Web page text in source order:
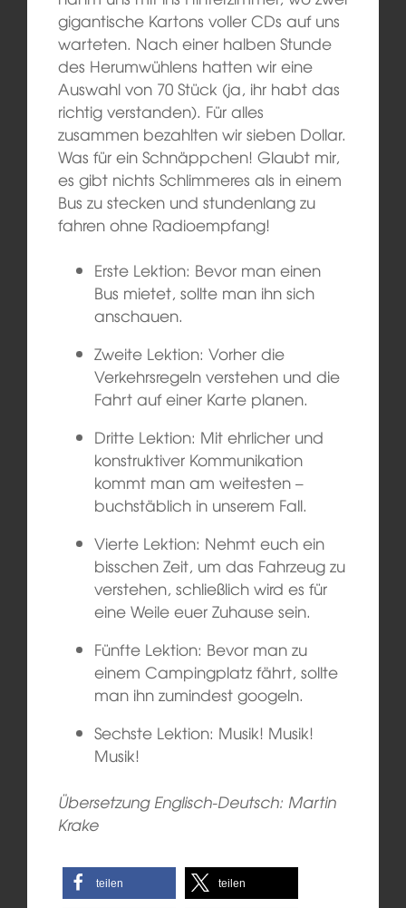
gigantische Kartons voller CDs auf uns
warteten. Nach einer halben Stunde
des Herumwühlens hatten wir eine
Auswahl von 70 Stück (ja, ihr habt das
richtig verstanden). Für alles
zusammen bezahlten wir sieben Dollar.
Was für ein Schnäppchen! Glaubt mir,
es gibt nichts Schlimmeres als in einem
Bus zu stecken und stundenlang zu
fahren ohne Radioempfang!
Erste Lektion: Bevor man einen
Bus mietet, sollte man ihn sich
anschauen.
Zweite Lektion: Vorher die
Verkehrsregeln verstehen und die
Fahrt auf einer Karte planen.
Dritte Lektion: Mit ehrlicher und
konstruktiver Kommunikation
kommt man am weitesten –
buchstäblich in unserem Fall.
Vierte Lektion: Nehmt euch ein
bisschen Zeit, um das Fahrzeug zu
verstehen, schließlich wird es für
eine Weile euer Zuhause sein.
Fünfte Lektion: Bevor man zu
einem Campingplatz fährt, sollte
man ihn zumindest googeln.
Sechste Lektion: Musik! Musik!
Musik!
Übersetzung Englisch-Deutsch: Martin
Krake
teilen teilen